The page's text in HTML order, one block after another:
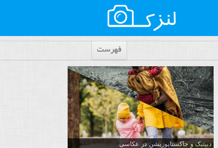
فهرست
دیپتیک و جاکستا‌پوزیشن در عکاسی